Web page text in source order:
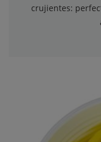
crujientes: